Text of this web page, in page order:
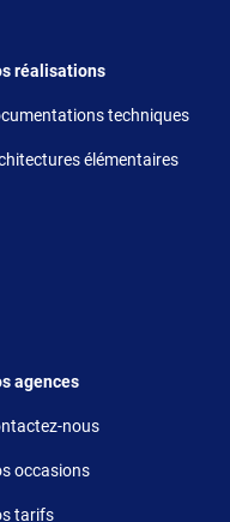
4
réalisations
techniques
élémentaires
6
agences
nous
occasions
tarifs